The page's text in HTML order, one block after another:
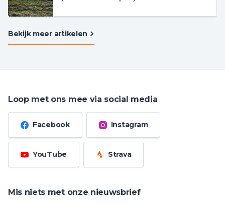
Bekijk meer artikelen
Loop met ons mee via social media
Facebook Instagram
YouTube Strava
Mis niets met onze nieuwsbrief